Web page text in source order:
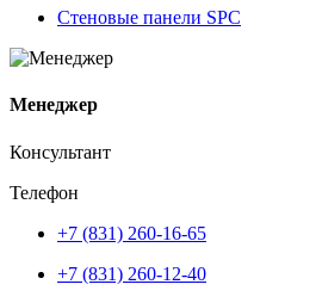
Стеновые панели SPC
Менеджер
Консультант
Телефон
+7 (831) 260-16-65
+7 (831) 260-12-40